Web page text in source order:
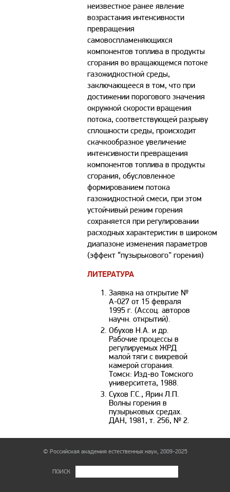
неизвестное ранее явление
возрастания интенсивности
превращения
самовоспламеняющихся
компонентов топлива в продукты
сгорания во вращающемся потоке
газожидкостной среды,
заключающееся в том, что при
достижении порогового значения
окружной скорости вращения
потока, соответствующей разрыву
сплошности среды, происходит
скачкообразное увеличение
интенсивности превращения
компонентов топлива в продукты
сгорания, обусловленное
формированием потока
газожидкостной смеси, при этом
устойчивый режим горения
сохраняется при регулировании
расходных характеристик в широком
диапазоне изменения параметров
(эффект “пузырькового” горения)
ЛИТЕРАТУРА
Заявка на открытие №
А-027 от 15 февраля
1995 г. (Ассоц. авторов
научн. открытий).
Обухов Н.А. и др.
Рабочие процессы в
регулируемых ЖРД
малой тяги с вихревой
камерой сгорания.
Томск: Изд-во Томского
университета, 1988.
Сухов Г.С., Ярин Л.П.
Волны горения в
пузырьковых средах.
ДАН, 1981, т. 256, № 2.
© Российская академия естественных наук, 2009-2025
ПОИСК